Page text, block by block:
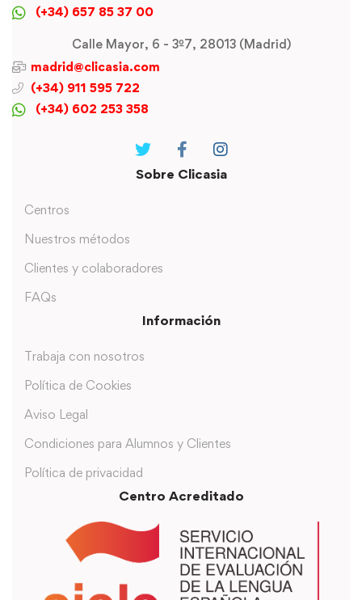
(+34) 657 85 37 00
Calle Mayor, 6 - 3º7, 28013 (Madrid)
madrid@clicasia.com
(+34) 911 595 722
(+34) 602 253 358
Sobre Clicasia
Centros
Nuestros métodos
Clientes y colaboradores
FAQs
Información
Trabaja con nosotros
Política de Cookies
Aviso Legal
Condiciones para Alumnos y Clientes
Política de privacidad
Centro Acreditado